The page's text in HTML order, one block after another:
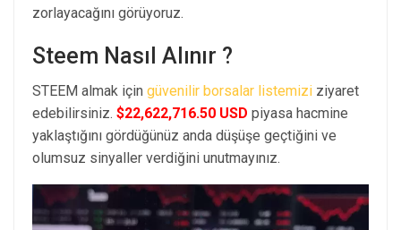
zorlayacağını görüyoruz.
Steem Nasıl Alınır ?
STEEM almak için güvenilir borsalar listemizi ziyaret
edebilirsiniz. $22,622,716.50 USD piyasa hacmine
yaklaştığını gördüğünüz anda düşüşe geçtiğini ve
olumsuz sinyaller verdiğini unutmayınız.